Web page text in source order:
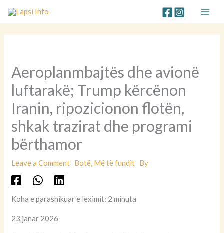
Aeroplanmbajtës dhe avionë
luftarakë; Trump kërcënon
Iranin, ripozicionon flotën,
shkak trazirat dhe programi
bërthamor
Leave a Comment Botë, Më të fundit By
Koha e parashikuar e leximit: 2 minuta
23 janar 2026